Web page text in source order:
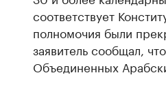
соответствует
полномочия были
заявитель сообщал,
Объединенных